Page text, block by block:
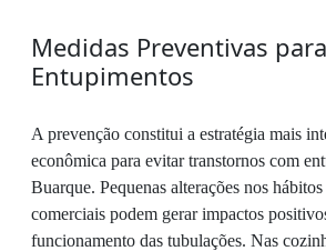
Medidas Preventivas
Entupimentos
A prevenção constitui a estratégia mais
econômica para evitar transtornos com
Buarque. Pequenas alterações nos
comerciais podem gerar impactos
funcionamento das tubulações. Nas